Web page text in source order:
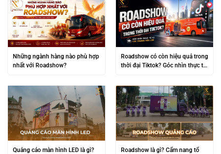
Những ngành hàng nào phù hợp
nhất với Roadshow?
Roadshow có còn hiệu quả trong
thời đại Tiktok? Góc nhìn thực tế
Quảng cáo màn hình LED là gì?
Roadshow là gì? Cẩm nang tổ